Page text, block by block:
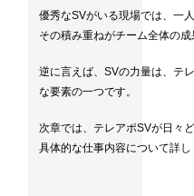
優秀なSVがいる現場では、一
その積み重ねがチーム全体の成
逆に言えば、SVの力量は、テ
な要素の一つです。
次章では、テレアポSVが日々
具体的な仕事内容について詳し